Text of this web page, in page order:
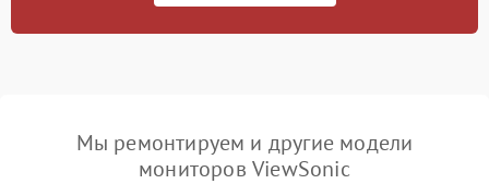
Мы ремонтируем и другие модели
мониторов ViewSonic